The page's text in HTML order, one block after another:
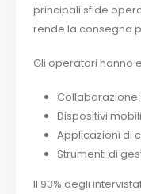
principali sfide
rende la consegna
Gli operatori hanno
Collaborazione
Dispositivi
Applicazioni di
Strumenti di
Il 93% degli